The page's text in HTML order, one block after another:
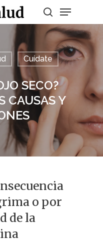
o ESC para
Cuídate
SECO?
CAUSAS Y
o por
de la